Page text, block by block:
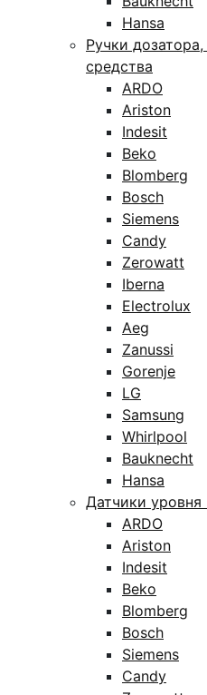
Hansa
Ручки
средства
ARDO
Ariston
Indesit
Beko
Blomberg
Bosch
Siemens
Candy
Zerowatt
Iberna
Electrolux
Aeg
Zanussi
Gorenje
LG
Samsung
Whirlpool
Bauknecht
Hansa
Датчики уровня
ARDO
Ariston
Indesit
Beko
Blomberg
Bosch
Siemens
Candy